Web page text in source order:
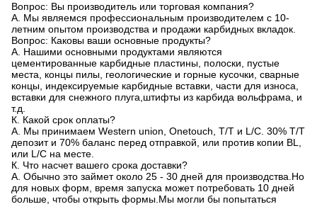
Вопрос: Вы производитель или торговая компания?
A. Мы являемся профессиональным производителем с 10-
летним опытом производства и продажи карбидных вкладок.
Вопрос: Каковы ваши основные продукты?
A. Нашими основными продуктами являются
цементированные карбидные пластины, полоски, пустые
места, концы пилы, геологические и горные кусочки, сварные
концы, индексируемые карбидные вставки, части для износа,
вставки для снежного плуга,штифты из карбида вольфрама, и
т.д.
К. Какой срок оплаты?
A. Мы принимаем Western union, Onetouch, T/T и L/C. 30% T/T
депозит и 70% баланс перед отправкой, или против копии BL,
или L/C на месте.
К. Что насчет вашего срока доставки?
A. Обычно это займет около 25 - 30 дней для производства.Но
для новых форм, время запуска может потребовать 10 дней
больше, чтобы открыть формы.Мы могли бы попытаться